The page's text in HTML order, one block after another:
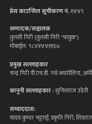
प्रेस काउन्सिल सूचीकरण नं.१४४९
सम्पादक/सञ्चालक
तुलसी गिरी (तुलसी गिरी 'भावुक')
मोबाईल: ९८४१४४११६७
प्रमुख सल्लाहकार
चन्द्र गिरी पी.एच.डी. नर्थ क्यारोलिना,
कानुनी सल्लाहकार :सुनिलराज उप्रेती
सम्वाददाता:
यादव कुमार भट्टराई, प्रकृति गिरी,